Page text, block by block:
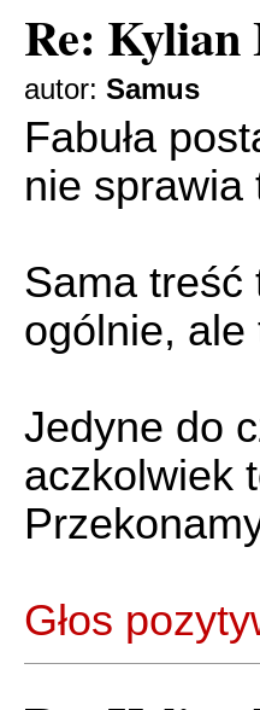
Re: Kylian
autor: Samus
Fabuła
nie sprawia
Sama treść
ogólnie, ale
Jedyne do
aczkolwiek
Głos